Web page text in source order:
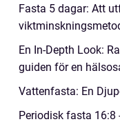
Fasta 5 dagar: Att
En In-Depth Look:
guiden för en
Vattenfasta: En
Periodisk fasta